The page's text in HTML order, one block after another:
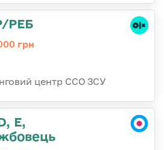
РЕБ
грн
центр ССО ЗСУ
Е,